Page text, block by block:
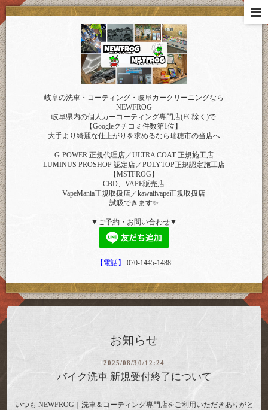
岐阜の洗車・コーティング・岐阜カークリーニングなら
NEWFROG
岐阜県内の個人カーコーティング専門店(FC除く)で
【Googleクチコミ件数第1位】
大手より綺麗な仕上がりを求めるなら瑞穂市の当店へ
G-POWER 正規代理店／ULTRA COAT 正規施工店
LUMINUS PROSHOP 認定店／POLYTOP正規認定施工店
【MSTFROG】
CBD、VAPE販売店
VapeMania正規取扱店／kawaiivape正規取扱店
試吸できます✨
▼ご予約・お問い合わせ▼
【電話】070-1445-1488
お知らせ
2025/08/30/12:24
バイク洗車 新規受付終了について
いつも NEWFROG｜洗車＆コーティング専門店をご利用いただきありがと